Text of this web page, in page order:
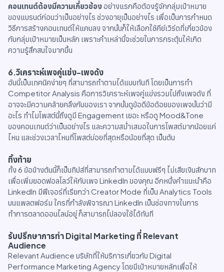
คอนเทนต์ต้องมีความเกี่ยวข้องอย่างแรกคือต้องรู้จักกลุ่มเป้าหมาย
ของแบรนด์ก่อนว่าเป็นอย่างไร ช่วงอายุเป็นอย่างไร เพื่อเป็นการกำหนด
วิธีการสร้างคอนเทนต์ให้แคบลง จากนั้นก็ให้เลือกใช้คีย์เวิร์ดที่เกี่ยวข้อง
กับกลุ่มเป้าหมายเป็นหลัก เพราะคำเหล่านี้จะช่วยในการกระตุ้นให้เกิด
ความรู้สึกสนใจมากขึ้น
6.วิเคราะห์เพจคู่แข่ง-เพจดัง
อันนี้เป็นเทคนิคง่ายๆ ที่สามารถทำตามได้แบบทันที โดยเป็นการทำ
Competitor Analysis คือการวิเคราะห์เพจคู่แข่งรวมไปถึงเพจดัง ที่
อาจจะมีความคล้ายคลึงกับของเรา จากนั้นดูข้อดีข้อด้อยของเพจนั้นว่ามี
อะไร ทำไมโพสต์นี้ถึงดูมี Engagement เยอะ หรือดู Mood&Tone
ของคอนเทนต์ว่าเป็นอย่างไร และความสม่ำเสมอในการโพสต์มากน้อยแค่
ไหน และช่วงเวลาไหนที่โพสต์บ่อยที่สุดหรือน้อยที่สุด เป็นต้น
ทิ้งท้าย
ทั้ง 6 ข้อข้างต้นนี้ก็เป็นทิปส์ที่สามารถทำตามได้แบบฟรีๆ ไม่เสียเงินสักบาท
เพื่อเพิ่มยอดฟอลโลว์ให้กับเพจ LinkedIn ของคุณ อีกหนึ่งคำแนะนำคือ
LinkedIn มีฟีเจอร์ที่เรียกว่า Creator Mode ที่เป็น Analytics Tools
บนแพลตฟอร์ม ใครที่กำลังพิจารณา LinkedIn เป็นช่องทางในการ
ทำการตลาดออนไลน์อยู่ ก็สามารถไปลองใช้ได้ทันที
รับปรึกษาการทำ Digital Marketing ที่ Relevant
Audience
Relevant Audience บริษัทที่ให้บริการเกี่ยวกับ Digital
Performance Marketing Agency โดยมีเป้าหมายหลักเพื่อให้